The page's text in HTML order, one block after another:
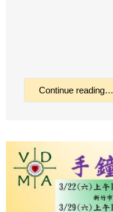
Continue reading…